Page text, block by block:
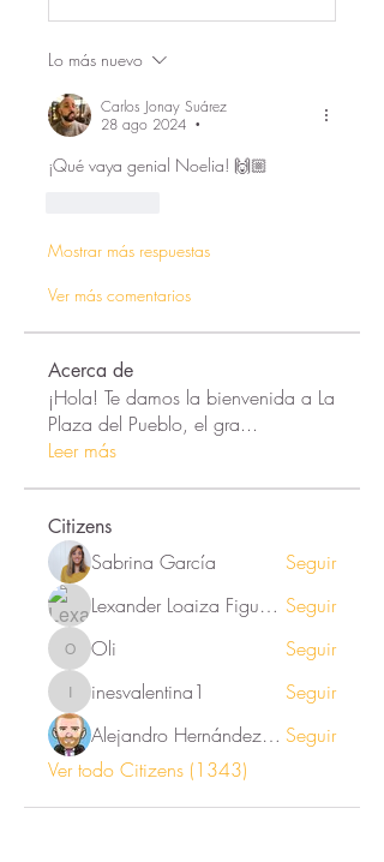
Lo más nuevo
Carlos Jonay Suárez
28 ago 2024
•
¡Qué vaya genial Noelia! 🙌🏼
Mostrar más respuestas
Ver más comentarios
Acerca de
¡Hola! Te damos la bienvenida a La
Plaza del Pueblo, el gra...
Leer más
Citizens
Sabrina García
Seguir
Lexander Loaiza Figueroa Seguir
Oli Oli Seguir
inesvalentina1
inesvalentina1
Seguir
Alejandro Hernández Renner Seguir
Ver todo Citizens (1343)